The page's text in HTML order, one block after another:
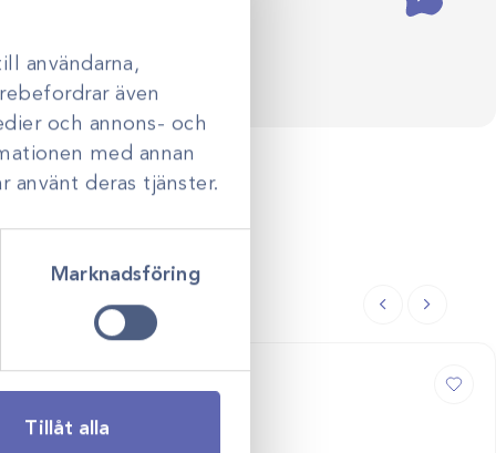
användarna,
även
och annons- och
med annan
deras tjänster.
Marknadsföring
Tillåt alla